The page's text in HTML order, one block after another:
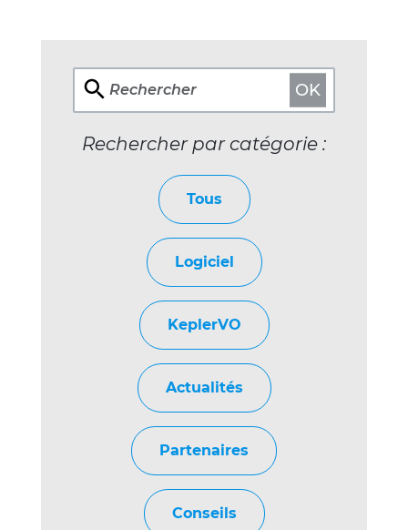
OK
Rechercher
Rechercher par catégorie :
Tous
Logiciel
KeplerVO
Actualités
Partenaires
Conseils